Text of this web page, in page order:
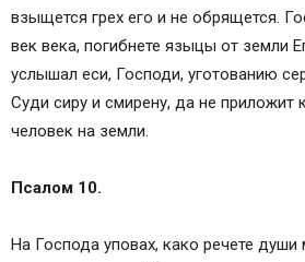
взыщется грех его и не обрящется.
век века, погибнете языцы от земли
услышал еси, Господи, уготованию
Суди сиру и смирену, да не приложит
человек на земли.
Псалом 10.
На Господа уповах, како речете души